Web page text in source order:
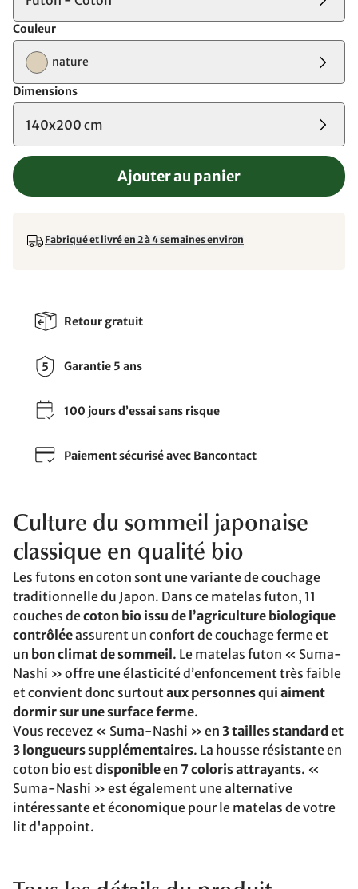
Couleur
nature
Dimensions
140x200 cm
Ajouter au panier
Fabriqué et livré en 2 à 4 semaines environ
Retour gratuit
Garantie 5 ans
100 jours d’essai sans risque
Paiement sécurisé avec Bancontact
Culture du sommeil japonaise
classique en qualité bio
Les futons en coton sont une variante de couchage
traditionnelle du Japon. Dans ce matelas futon, 11
couches decoton bio issu de l’agriculture biologique
contrôléeassurent un confort de couchage ferme et
un bon climat de sommeil . Le matelas futon « Suma-
Nashi » offre une élasticité d’enfoncement très faible
et convient donc surtoutaux personnes qui aiment
dormir sur une surface ferme.
Vous recevez « Suma-Nashi » en 3 tailles standard et
3 longueurs supplémentaires. La housse résistante en
coton bio estdisponible en 7 coloris attrayants. «
Suma-Nashi » est également une alternative
intéressante et économique pour le matelas de votre
lit d'appoint.